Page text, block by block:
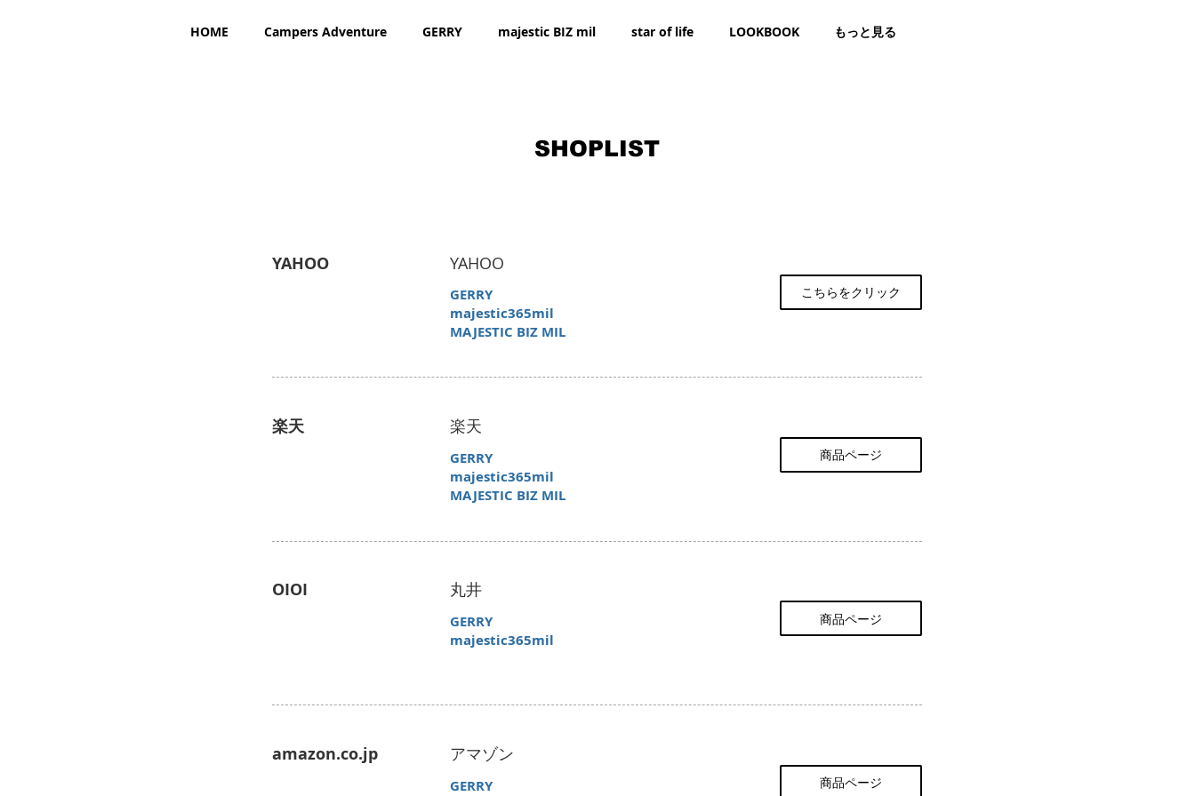
HOME Campers Adventure GERRY majestic BIZ mil star of life LOOKBOOK もっと見る
SHOPLIST
YAHOO YAHOO
GERRY
majestic365mil
MAJESTIC BIZ MIL
こちらをクリック
楽天 楽天
GERRY
majestic365mil
MAJESTIC BIZ MIL
商品ページ
OIOI 丸井
​GERRY
​majestic365mil
商品ページ
amazon.co.jp アマゾン
​GERRY
商品ページ